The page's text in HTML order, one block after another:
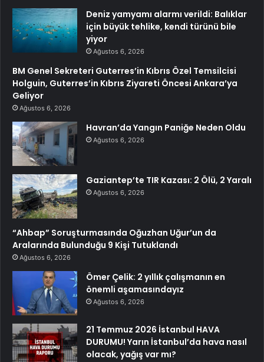
Deniz yamyamı alarmı verildi: Balıklar
için büyük tehlike, kendi türünü bile
yiyor
Ağustos 6, 2026
BM Genel Sekreteri Guterres’in Kıbrıs Özel Temsilcisi
Holguin, Guterres’in Kıbrıs Ziyareti Öncesi Ankara’ya
Geliyor
Ağustos 6, 2026
Havran’da Yangın Paniğe Neden Oldu
Ağustos 6, 2026
Gaziantep’te TIR Kazası: 2 Ölü, 2 Yaralı
Ağustos 6, 2026
“Ahbap” Soruşturmasında Oğuzhan Uğur’un da
Aralarında Bulunduğu 9 Kişi Tutuklandı
Ağustos 6, 2026
Ömer Çelik: 2 yıllık çalışmanın en
önemli aşamasındayız
Ağustos 6, 2026
21 Temmuz 2026 İstanbul HAVA
DURUMU! Yarın İstanbul’da hava nasıl
olacak, yağış var mı?